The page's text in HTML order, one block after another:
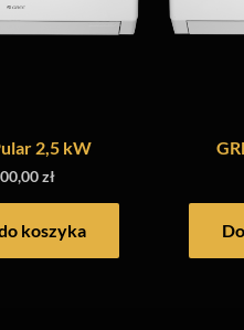
2,5 kW
zł
koszyka